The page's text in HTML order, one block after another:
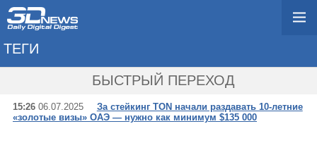
ТЕГИ
БЫСТРЫЙ ПЕРЕХОД
15:26 06.07.2025
За стейкинг TON начали раздавать 10-летние
«золотые визы» ОАЭ — нужно как минимум $135 000